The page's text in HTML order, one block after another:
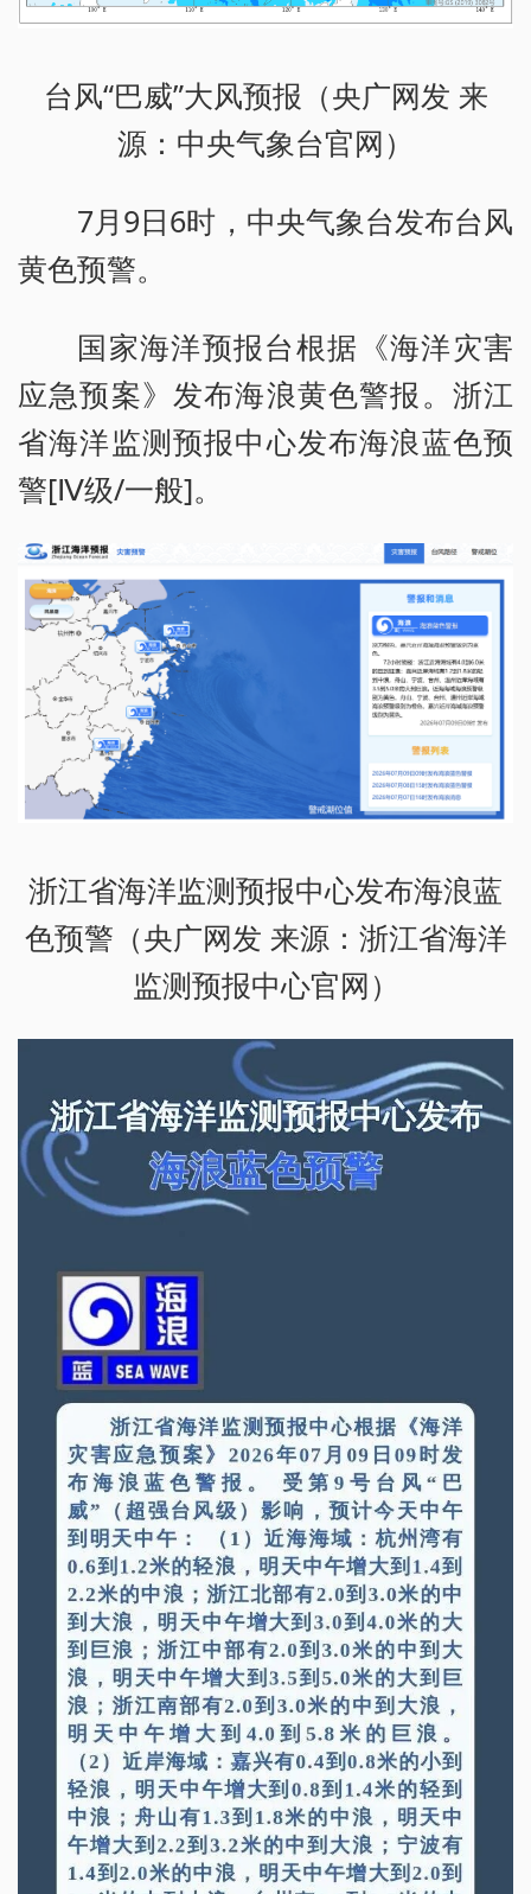
台风“巴威”大风预报（央广网发 来
源：中央气象台官网）
7月9日6时，中央气象台发布台风
黄色预警。
国家海洋预报台根据《海洋灾害
应急预案》发布海浪黄色警报。浙江
省海洋监测预报中心发布海浪蓝色预
警[Ⅳ级/一般]。
浙江省海洋监测预报中心发布海浪蓝
色预警（央广网发 来源：浙江省海洋
监测预报中心官网）